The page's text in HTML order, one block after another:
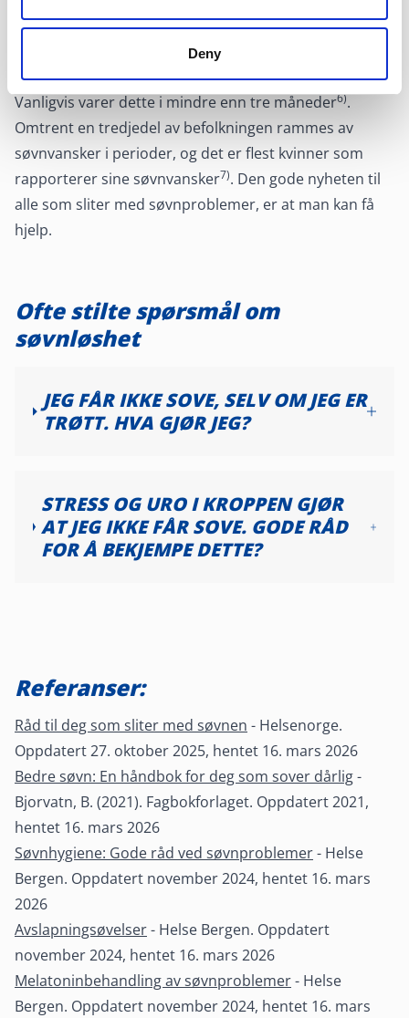
Deny
søvnmønster over flere år, hvor du sliter med å sove.
Akutt søvnløshet kan derimot oppstå som en reaksjon
på store livshendelser som samlivsbrudd eller dødsfall.
Vanligvis varer dette i mindre enn tre måneder6).
Omtrent en tredjedel av befolkningen rammes av
søvnvansker i perioder, og det er flest kvinner som
rapporterer sine søvnvansker7). Den gode nyheten til
alle som sliter med søvnproblemer, er at man kan få
hjelp.
Ofte stilte spørsmål om
søvnløshet
JEG FÅR IKKE SOVE, SELV OM JEG ER
TRØTT. HVA GJØR JEG?
STRESS OG URO I KROPPEN GJØR
AT JEG IKKE FÅR SOVE. GODE RÅD
FOR Å BEKJEMPE DETTE?
Referanser:
Råd til deg som sliter med søvnen - Helsenorge.
Oppdatert 27. oktober 2025, hentet 16. mars 2026
Bedre søvn: En håndbok for deg som sover dårlig-
Bjorvatn, B. (2021). Fagbokforlaget. Oppdatert 2021,
hentet 16. mars 2026
Søvnhygiene: Gode råd ved søvnproblemer- Helse
Bergen. Oppdatert november 2024, hentet 16. mars
2026
Avslapningsøvelser- Helse Bergen. Oppdatert
november 2024, hentet 16. mars 2026
Melatoninbehandling av søvnproblemer- Helse
Bergen. Oppdatert november 2024, hentet 16. mars